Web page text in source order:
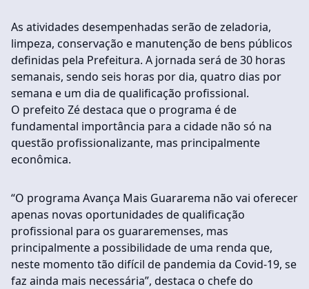
As atividades desempenhadas serão de zeladoria,
limpeza, conservação e manutenção de bens públicos
definidas pela Prefeitura. A jornada será de 30 horas
semanais, sendo seis horas por dia, quatro dias por
semana e um dia de qualificação profissional.
O prefeito Zé destaca que o programa é de
fundamental importância para a cidade não só na
questão profissionalizante, mas principalmente
econômica.
“O programa Avança Mais Guararema não vai oferecer
apenas novas oportunidades de qualificação
profissional para os guararemenses, mas
principalmente a possibilidade de uma renda que,
neste momento tão difícil de pandemia da Covid-19, se
faz ainda mais necessária”, destaca o chefe do